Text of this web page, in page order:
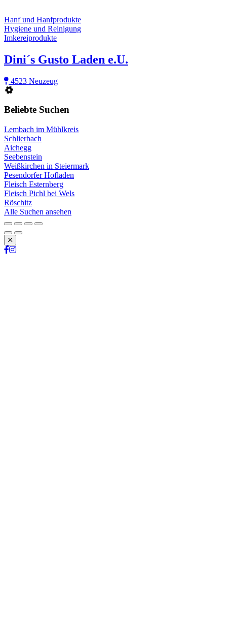
Hanf und Hanfprodukte
Hygiene und Reinigung
Imkereiprodukte
Dini´s Gusto Laden e.U.
4523 Neuzeug
Beliebte Suchen
Lembach im Mühlkreis
Schlierbach
Aichegg
Seebenstein
Weißkirchen in Steiermark
Pesendorfer Hofladen
Fleisch Esternberg
Fleisch Pichl bei Wels
Röschitz
Alle Suchen ansehen
Schließen